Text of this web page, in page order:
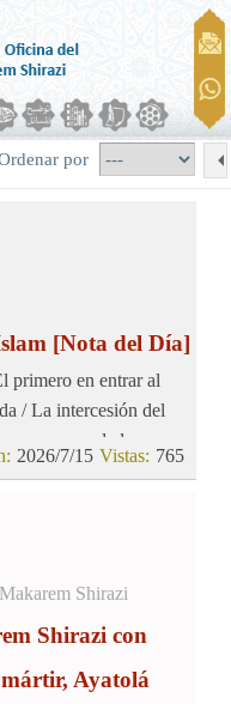
por
[Nota del Día]
primero en entrar al
/ La intercesión del
de los
765
Vistas:
2026/7/15
Shirazi
Shirazi con
Ayatolá